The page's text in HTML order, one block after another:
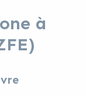
à